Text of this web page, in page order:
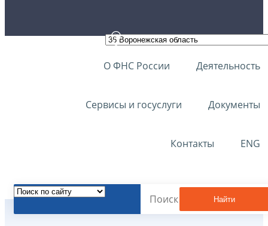
О ФНС России Деятельность
Сервисы и госуслуги Документы
Контакты ENG
Найти